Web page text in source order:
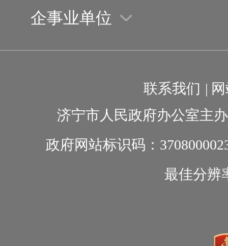
企事业单位
联系我们 |
济宁市人民政府办公室主
政府网站标识码：
最佳分辨